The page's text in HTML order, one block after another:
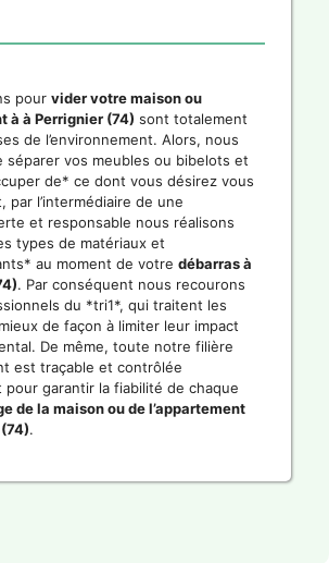
pour vider votre maison ou
à à Perrignier (74) sont totalement
de l’environnement. Alors, nous
séparer vos meubles ou bibelots et
de* ce dont vous désirez vous
par l’intermédiaire de une
et responsable nous réalisons
types de matériaux et
au moment de votre débarras à
. Par conséquent nous recourons
du *tri1*, qui traitent les
de façon à limiter leur impact
De même, toute notre filière
est traçable et contrôlée
pour garantir la fiabilité de chaque
de la maison ou de l’appartement
.